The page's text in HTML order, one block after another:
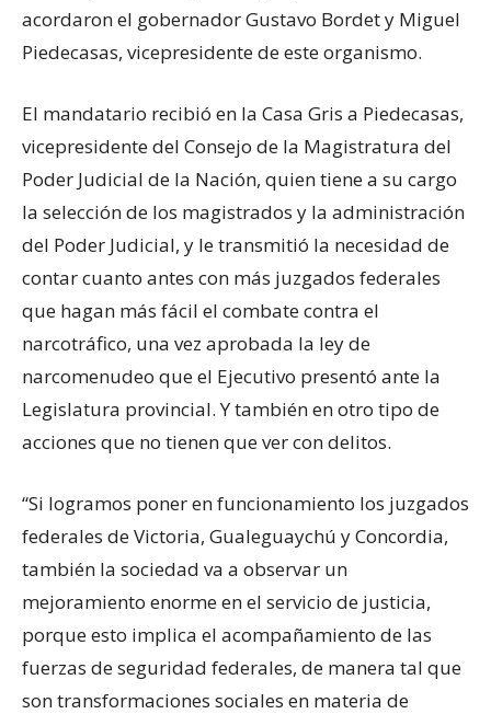
acordaron el gobernador Gustavo Bordet y Miguel
Piedecasas, vicepresidente de este organismo.
El mandatario recibió en la Casa Gris a Piedecasas,
vicepresidente del Consejo de la Magistratura del
Poder Judicial de la Nación, quien tiene a su cargo
la selección de los magistrados y la administración
del Poder Judicial, y le transmitió la necesidad de
contar cuanto antes con más juzgados federales
que hagan más fácil el combate contra el
narcotráfico, una vez aprobada la ley de
narcomenudeo que el Ejecutivo presentó ante la
Legislatura provincial. Y también en otro tipo de
acciones que no tienen que ver con delitos.
“Si logramos poner en funcionamiento los juzgados
federales de Victoria, Gualeguaychú y Concordia,
también la sociedad va a observar un
mejoramiento enorme en el servicio de justicia,
porque esto implica el acompañamiento de las
fuerzas de seguridad federales, de manera tal que
son transformaciones sociales en materia de